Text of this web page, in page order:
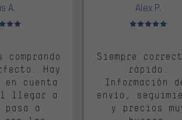
A.
media: 5 de 5
comprando
Hay
en cuenta
llegar a
pasa a
Alex P.
Valoración
Siempre
rápido.
Información
envío,
y precios